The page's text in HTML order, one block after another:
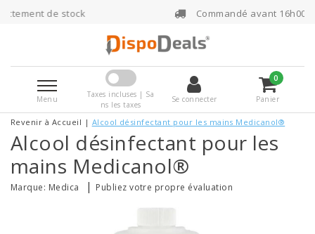
Commandé avant 16h00, expédié le
Menu
Taxes incluses | Sa
ns les taxes
Se connecter
0
Panier
Revenir à Accueil | Alcool désinfectant pour les mains Medicanol®
Alcool désinfectant pour les
mains Medicanol®
Marque: Medica | Publiez votre propre évaluation